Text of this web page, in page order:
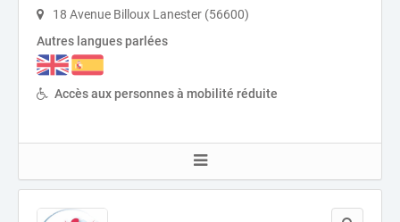
18 Avenue Billoux Lanester (56600)
Autres langues parlées
Accès aux personnes à mobilité réduite